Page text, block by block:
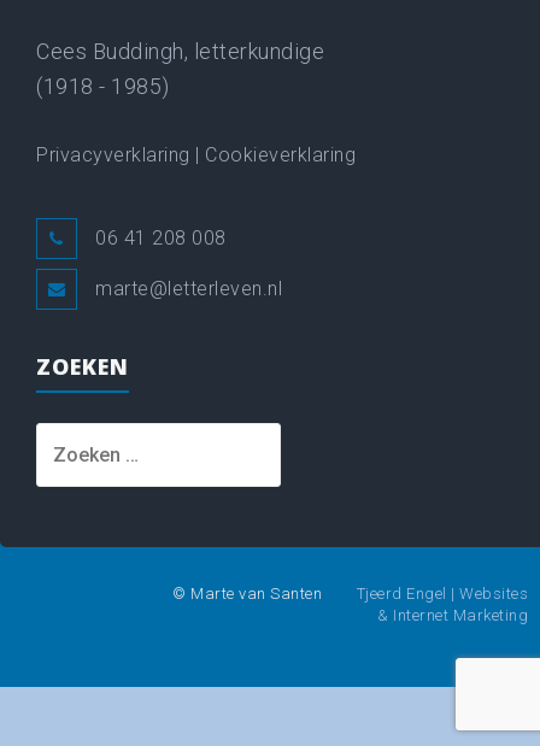
Cees Buddingh, letterkundige
(1918 - 1985)
Privacyverklaring | Cookieverklaring
06 41 208 008
marte@letterleven.nl
ZOEKEN
naar:
© Marte van Santen
Tjeerd Engel | Websites
& Internet Marketing